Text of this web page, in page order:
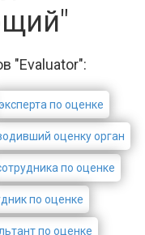
"Evaluator":
по оценке
оценку орган
по оценке
по оценке
по оценке